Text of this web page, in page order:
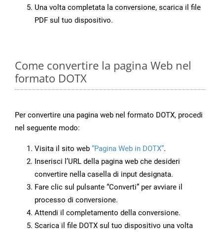
Una volta completata la conversione, scarica il file
PDF sul tuo dispositivo.
Come convertire la pagina Web nel
formato DOTX
Per convertire una pagina web nel formato DOTX, procedi
nel seguente modo:
Visita il sito web “Pagina Web in DOTX”.
Inserisci l’URL della pagina web che desideri
convertire nella casella di input designata.
Fare clic sul pulsante “Converti” per avviare il
processo di conversione.
Attendi il completamento della conversione.
Scarica il file DOTX sul tuo dispositivo una volta